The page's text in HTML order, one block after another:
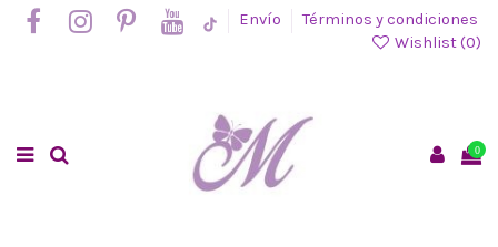
Envío
Términos y condiciones
Wishlist (0)
0